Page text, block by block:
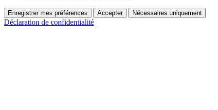
Enregistrer mes préférences Accepter Nécessaires uniquement
Déclaration de confidentialité